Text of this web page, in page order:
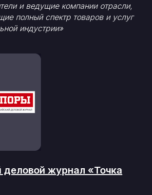
и ведущие компании отрасли,
полный спектр товаров и услуг
индустрии»
деловой журнал «Точка